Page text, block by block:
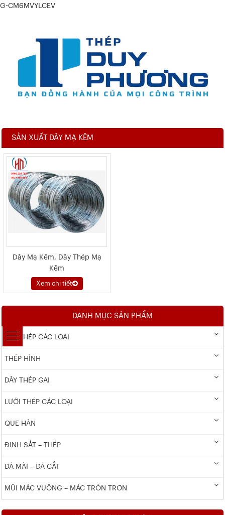
G-CM6MVYLCEV
SẢN XUẤT DÂY MẠ KẼM
Dây Mạ Kẽm, Dây Thép Mạ
Kẽm
Xem chi tiết
DANH MỤC SẢN PHẨM
DÂY THÉP CÁC LOẠI
THÉP HÌNH
DÂY THÉP GAI
LƯỚI THÉP CÁC LOẠI
QUE HÀN
ĐINH SẮT – THÉP
ĐÁ MÀI – ĐÁ CẮT
MŨI MÁC VUÔNG – MÁC TRÒN TRƠN